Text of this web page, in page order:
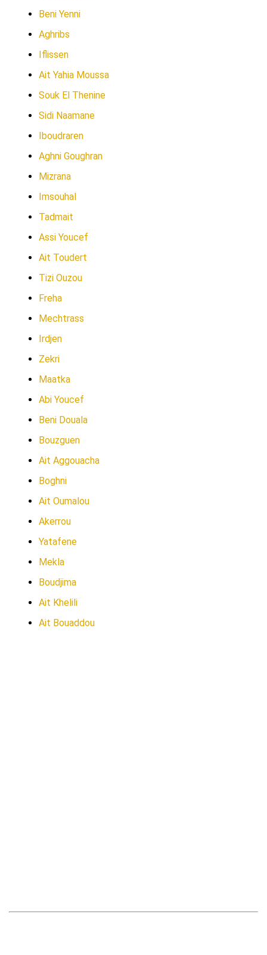
Beni Yenni
Aghribs
Iflissen
Ait Yahia Moussa
Souk El Thenine
Sidi Naamane
Iboudraren
Aghni Goughran
Mizrana
Imsouhal
Tadmait
Assi Youcef
Ait Toudert
Tizi Ouzou
Freha
Mechtrass
Irdjen
Zekri
Maatka
Abi Youcef
Beni Douala
Bouzguen
Ait Aggouacha
Boghni
Ait Oumalou
Akerrou
Yatafene
Mekla
Boudjima
Ait Khelili
Ait Bouaddou